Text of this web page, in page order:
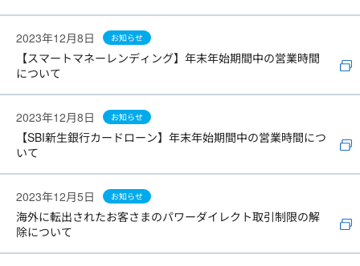
2023年12月8日 お知らせ
【スマートマネーレンディング】年末年始期間中の営業時間
について
2023年12月8日 お知らせ
【SBI新生銀行カードローン】年末年始期間中の営業時間につ
いて
2023年12月5日 お知らせ
海外に転出されたお客さまのパワーダイレクト取引制限の解
除について